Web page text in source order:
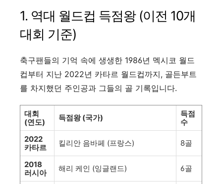
1. 역대 월드컵 득점왕 (이전 10개
대회 기준)
축구팬들의 기억 속에 생생한 1986년 멕시코 월드
컵부터 지난 2022년 카타르 월드컵까지, 골든부트
를 차지했던 주인공과 그들의 골 기록입니다.
대회
(연도)
득점왕 (국가)
득점
수
2022
카타르
킬리안 음바페 (프랑스) 8골
2018
러시아
해리 케인 (잉글랜드) 6골